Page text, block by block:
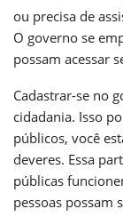
ou precisa de
O governo se
possam acessar
Cadastrar-se no
cidadania. Isso
públicos, você
deveres. Essa
públicas
pessoas possam